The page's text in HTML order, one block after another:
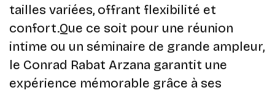
tailles variées, offrant flexibilité et
confort.Que ce soit pour une réunion
intime ou un séminaire de grande ampleur,
le Conrad Rabat Arzana garantit une
expérience mémorable grâce à ses